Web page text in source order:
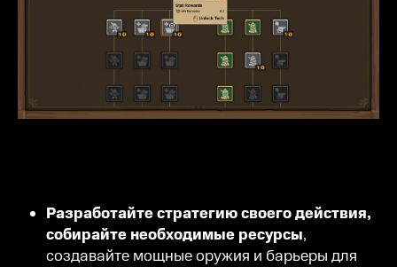
Разработайте стратегию своего действия,
собирайте необходимые ресурсы,
создавайте мощные оружия и барьеры для